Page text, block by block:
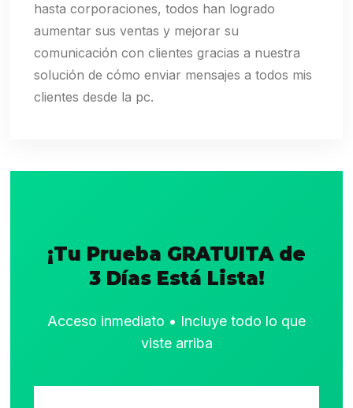
hasta corporaciones, todos han logrado
aumentar sus ventas y mejorar su
comunicación con clientes gracias a nuestra
solución de cómo enviar mensajes a todos mis
clientes desde la pc.
¡Tu Prueba GRATUITA de
3 Días Está Lista!
Acceso inmediato • Incluye todo lo que
viste arriba